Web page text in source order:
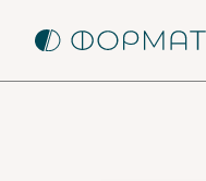
Пишете ни